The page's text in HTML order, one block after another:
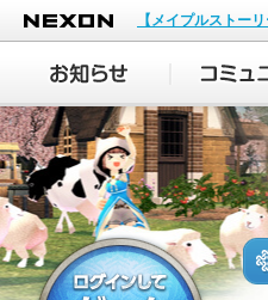
NEXON
【メイプルストー